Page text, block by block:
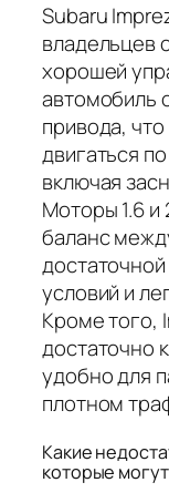
Subaru
владельцев
хорошей
автомобиль
привода,
двигаться
включая
Моторы 1.6 и
баланс
условий и
Кроме того,
достаточно
удобно для
плотном
Какие
которые